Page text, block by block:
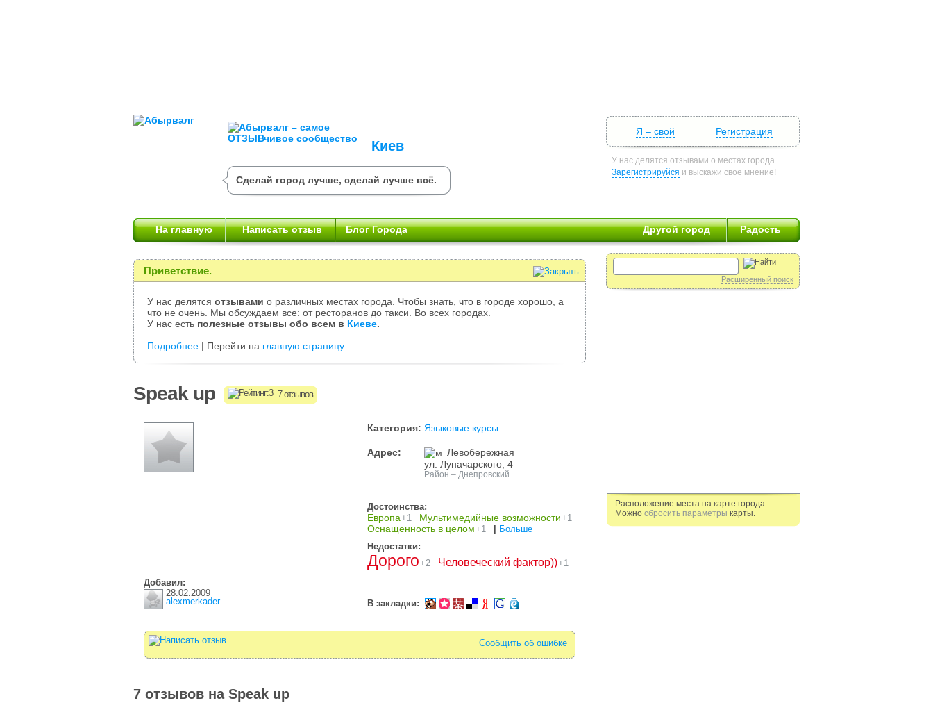
Киев
Сделай город лучше, сделай лучше всё.
Я – свой Регистрация
У нас делятся отзывами о местах города.
Зарегистрируйся и выскажи свое мнение!
На главную Написать отзыв Блог Города Другой город Радость
Приветствие.
У нас делятся отзывами о различных местах города. Чтобы знать, что в городе хорошо, а
что не очень. Мы обсуждаем все: от ресторанов до такси. Во всех городах.
У нас есть полезные отзывы обо всем в Киеве.
Подробнее | Перейти на главную страницу.
Speak up 7 отзывов
Категория: Языковые курсы
Адрес:
Левобережная
ул. Луначарского, 4
Район – Днепровский.
Достоинства:
Европа+1 Мультимедийные возможности+1
Оснащенность в целом+1
Больше
Недостатки:
Дорого+2 Человеческий фактор))+1
Добавил:
28.02.2009
alexmerkader
В закладки:
Сообщить об ошибке
7 отзывов на Speak up
Расширенный поиск
Расположение места на карте города.
Можно сбросить параметры карты.